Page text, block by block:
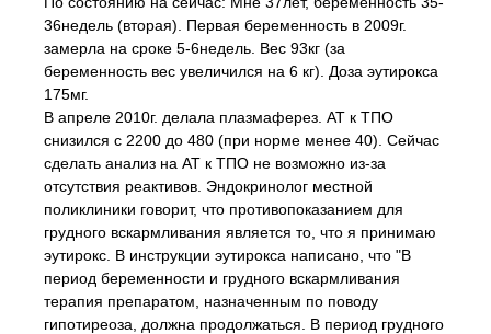
36недель (вторая). Первая беременность в 2009г.
замерла на сроке 5-6недель. Вес 93кг (за
беременность вес увеличился на 6 кг). Доза эутирокса
175мг.
В апреле 2010г. делала плазмаферез. АТ к ТПО
снизился с 2200 до 480 (при норме менее 40). Сейчас
сделать анализ на АТ к ТПО не возможно из-за
отсутствия реактивов. Эндокринолог местной
поликлиники говорит, что противопоказанием для
грудного вскармливания является то, что я принимаю
эутирокс. В инструкции эутирокса написано, что "В
период беременности и грудного вскармливания
терапия препаратом, назначенным по поводу
гипотиреоза, должна продолжаться. В период грудного